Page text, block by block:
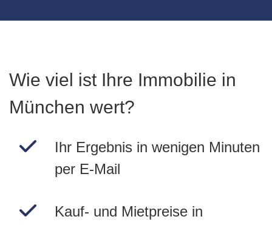
Wie viel ist Ihre Immobilie in
München wert?
Ihr Ergebnis in wenigen Minuten
per E-Mail
Kauf- und Mietpreise in